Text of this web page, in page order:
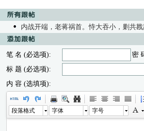
内战开端，老蒋祸首。恃大吞小，剿共
笔 名 (必选项):
密
标 题 (必选项):
内 容 (选填项):
段落格式 字体 字号